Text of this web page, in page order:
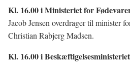
Kl. 16.00 i Ministeriet for
Jacob Jensen overdrager til minister
Christian Rabjerg Madsen.
Kl. 16.00 i